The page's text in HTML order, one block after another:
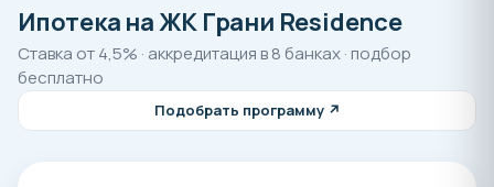
Ипотека на ЖК Грани Residence
Ставка от 4,5% · аккредитация в 8 банках · подбор
бесплатно
Подобрать программу ↗